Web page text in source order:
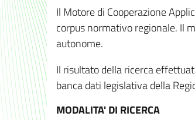
Il Motore di Cooperazione
corpus normativo regionale. Il
autonome.
Il risultato della ricerca
banca dati legislativa della
MODALITA' DI RICERCA